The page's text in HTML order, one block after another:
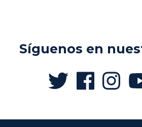
Síguenos en